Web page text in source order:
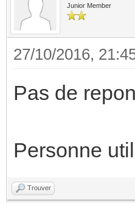
Junior Member
27/10/2016,
Pas de
Personne
Trouver